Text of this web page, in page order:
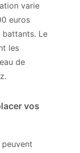
varie
euros
Le
les
de
vos